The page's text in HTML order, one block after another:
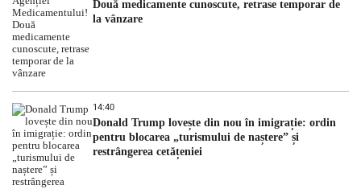
Două medicamente cunoscute, retrase temporar de
la vânzare
14:40
Donald Trump lovește din nou în imigrație: ordin
pentru blocarea „turismului de naștere” și
restrângerea cetățeniei